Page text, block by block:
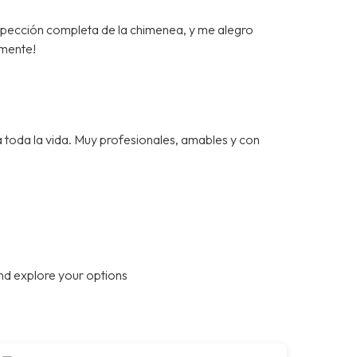
completa de la chimenea, y me alegro
la vida. Muy profesionales, amables y con
explore your options